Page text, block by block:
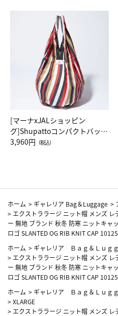
[マーナxJALショッピン
グ]Shupattoコンパクトバッグ
Drop JAL客室乗務員（LC）ス
3,960円 （税込）
ホーム > ギャレリア Bag＆Luggage >
> エクストララージ ニット帽 メンズ レ
ー 無地 ブランド 秋冬 防寒 ニットキャ
ロゴ SLANTED OG RIB KNIT CAP
ホーム > ギャレリア Ｂａｇ＆Ｌｕｇ
> エクストララージ ニット帽 メンズ レ
ー 無地 ブランド 秋冬 防寒 ニットキャ
ロゴ SLANTED OG RIB KNIT CAP
ホーム > ギャレリア Ｂａｇ＆Ｌｕｇ
>XLARGE
> エクストララージ ニット帽 メンズ レ